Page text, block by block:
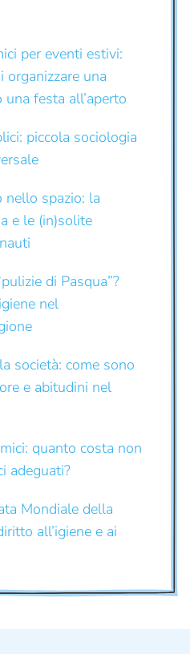
per eventi estivi:
organizzare una
festa all’aperto
piccola sociologia
nello spazio: la
e le (in)solite
di Pasqua”?
nel
società: come sono
e abitudini nel
quanto costa non
adeguati?
Mondiale della
all’igiene e ai